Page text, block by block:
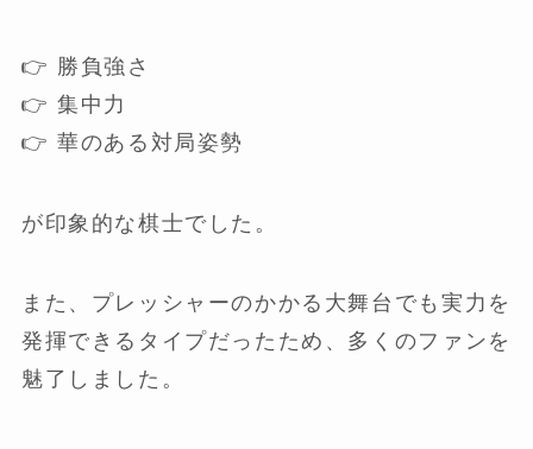
👉 勝負強さ
👉 集中力
👉 華のある対局姿勢
が印象的な棋士でした。
また、プレッシャーのかかる大舞台でも実力を
発揮できるタイプだったため、多くのファンを
魅了しました。